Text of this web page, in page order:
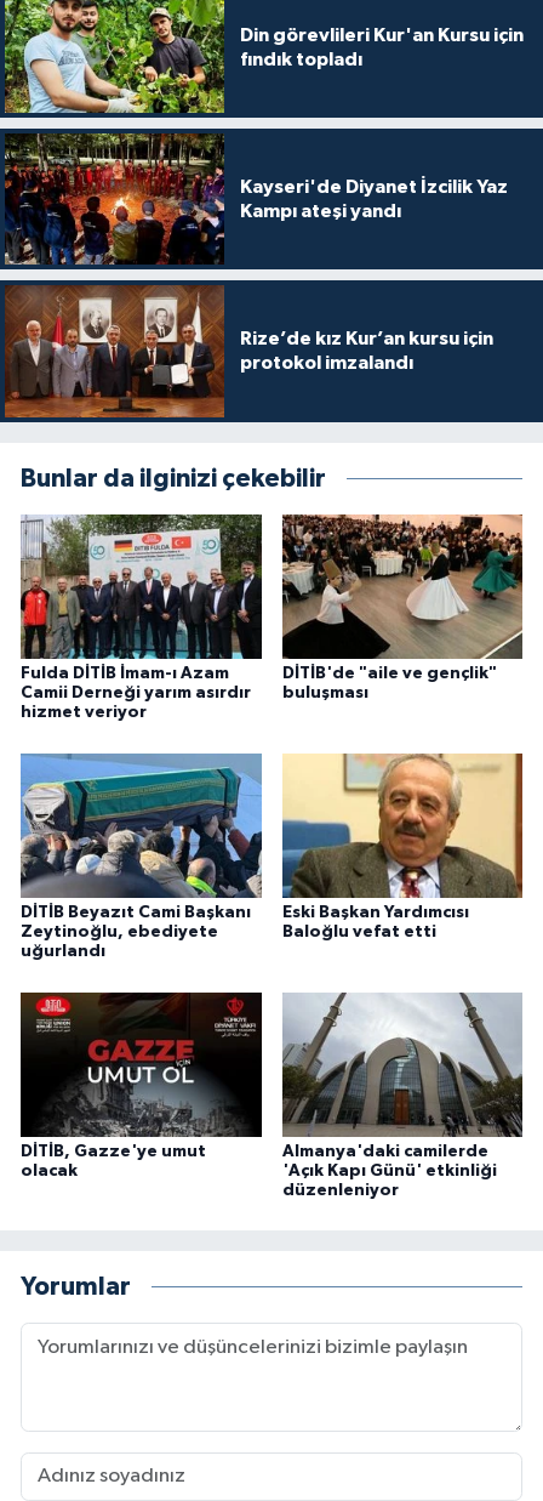
Din görevlileri Kur'an Kursu için
fındık topladı
Kayseri'de Diyanet İzcilik Yaz
Kampı ateşi yandı
Rize’de kız Kur’an kursu için
protokol imzalandı
Bunlar da ilginizi çekebilir
Fulda DİTİB İmam-ı Azam
Camii Derneği yarım asırdır
hizmet veriyor
DİTİB'de "aile ve gençlik"
buluşması
DİTİB Beyazıt Cami Başkanı
Zeytinoğlu, ebediyete
uğurlandı
Eski Başkan Yardımcısı
Baloğlu vefat etti
DİTİB, Gazze'ye umut
olacak
Almanya'daki camilerde
'Açık Kapı Günü' etkinliği
düzenleniyor
Yorumlar
Sivas Müftülüğü
Şanlıurfa Müftülüğü
Şırnak Müftülüğü
Tekirdağ Müftülüğü
Tokat Müftülüğü
Trabzon Müftülüğü
Tunceli Müftülüğü
Yalova Müftülüğü
Yozgat Müftülüğü
Zonguldak Müftülüğü